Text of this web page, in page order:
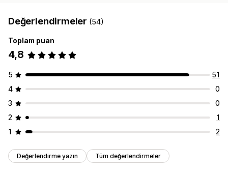
Değerlendirmeler (54)
Toplam puan
4,8
5
51
4
0
3
0
2
1
1
2
Değerlendirme yazın Tüm değerlendirmeler